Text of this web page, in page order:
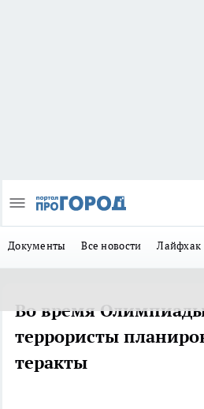
Документы Все новости Лайфхак
Во время
террористы
теракты